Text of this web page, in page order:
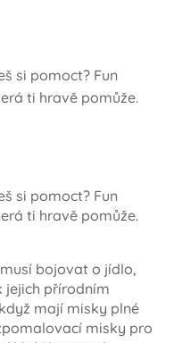
si pomoct? Fun
ti hravě pomůže.
si pomoct? Fun
ti hravě pomůže.
bojovat o jídlo,
jejich přírodním
mají misky plné
misky pro